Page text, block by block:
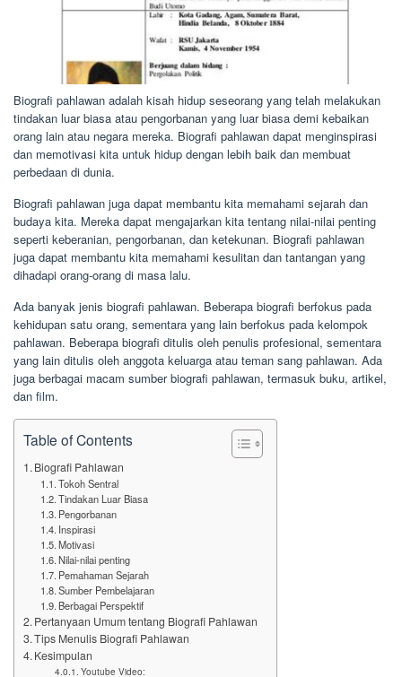
Biografi pahlawan adalah kisah hidup seseorang yang telah melakukan
tindakan luar biasa atau pengorbanan yang luar biasa demi kebaikan
orang lain atau negara mereka. Biografi pahlawan dapat menginspirasi
dan memotivasi kita untuk hidup dengan lebih baik dan membuat
perbedaan di dunia.
Biografi pahlawan juga dapat membantu kita memahami sejarah dan
budaya kita. Mereka dapat mengajarkan kita tentang nilai-nilai penting
seperti keberanian, pengorbanan, dan ketekunan. Biografi pahlawan
juga dapat membantu kita memahami kesulitan dan tantangan yang
dihadapi orang-orang di masa lalu.
Ada banyak jenis biografi pahlawan. Beberapa biografi berfokus pada
kehidupan satu orang, sementara yang lain berfokus pada kelompok
pahlawan. Beberapa biografi ditulis oleh penulis profesional, sementara
yang lain ditulis oleh anggota keluarga atau teman sang pahlawan. Ada
juga berbagai macam sumber biografi pahlawan, termasuk buku, artikel,
dan film.
Table of Contents
Biografi Pahlawan
Tokoh Sentral
Tindakan Luar Biasa
Pengorbanan
Inspirasi
Motivasi
Nilai-nilai penting
Pemahaman Sejarah
Sumber Pembelajaran
Berbagai Perspektif
Pertanyaan Umum tentang Biografi Pahlawan
Tips Menulis Biografi Pahlawan
Kesimpulan
Youtube Video: